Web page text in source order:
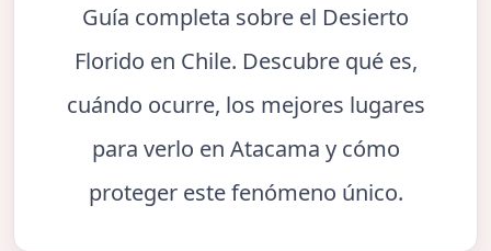
Guía completa sobre el Desierto
Florido en Chile. Descubre qué es,
cuándo ocurre, los mejores lugares
para verlo en Atacama y cómo
proteger este fenómeno único.